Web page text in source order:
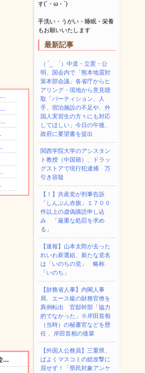
す(´・ω・`)
手洗い・うがい・睡眠・栄養
もお願いいたします
最新記事
（ ´_ゝ`）中道・立憲・公
明、国会内で「熊本地震対
策本部会議」各省庁からヒ
アリング・現地から意見聴
取「パーティション、人
手、宿泊施設の不足や、外
国人実習生の方々にも対応
してほしい」今日の午後、
政府に要望書を提出
関西学院大学のアシスタン
ト教授（中国籍）、ドラッ
グストアで現行犯逮捕 万
引き容疑
【！】共産党が刑事告訴
「しんぶん赤旗」１７００
件以上の虚偽購読申し込
み 「厳重な処罰を求め
る」
【速報】山本太郎が去った
れいわ新選組、新たな党名
は「いのちの党」 略称
「いのち」
【財務省人事】内閣人事
局、エース級の財務官僚を
異例転出 官邸幹部「協力
的でなかった」※岸田首相
（当時）の秘書官などを歴
任 、岸田首相の後輩
【外国人公務員】三重県、
ぱよくマスコミの総攻撃に
屈せず！「県民対象アンケ